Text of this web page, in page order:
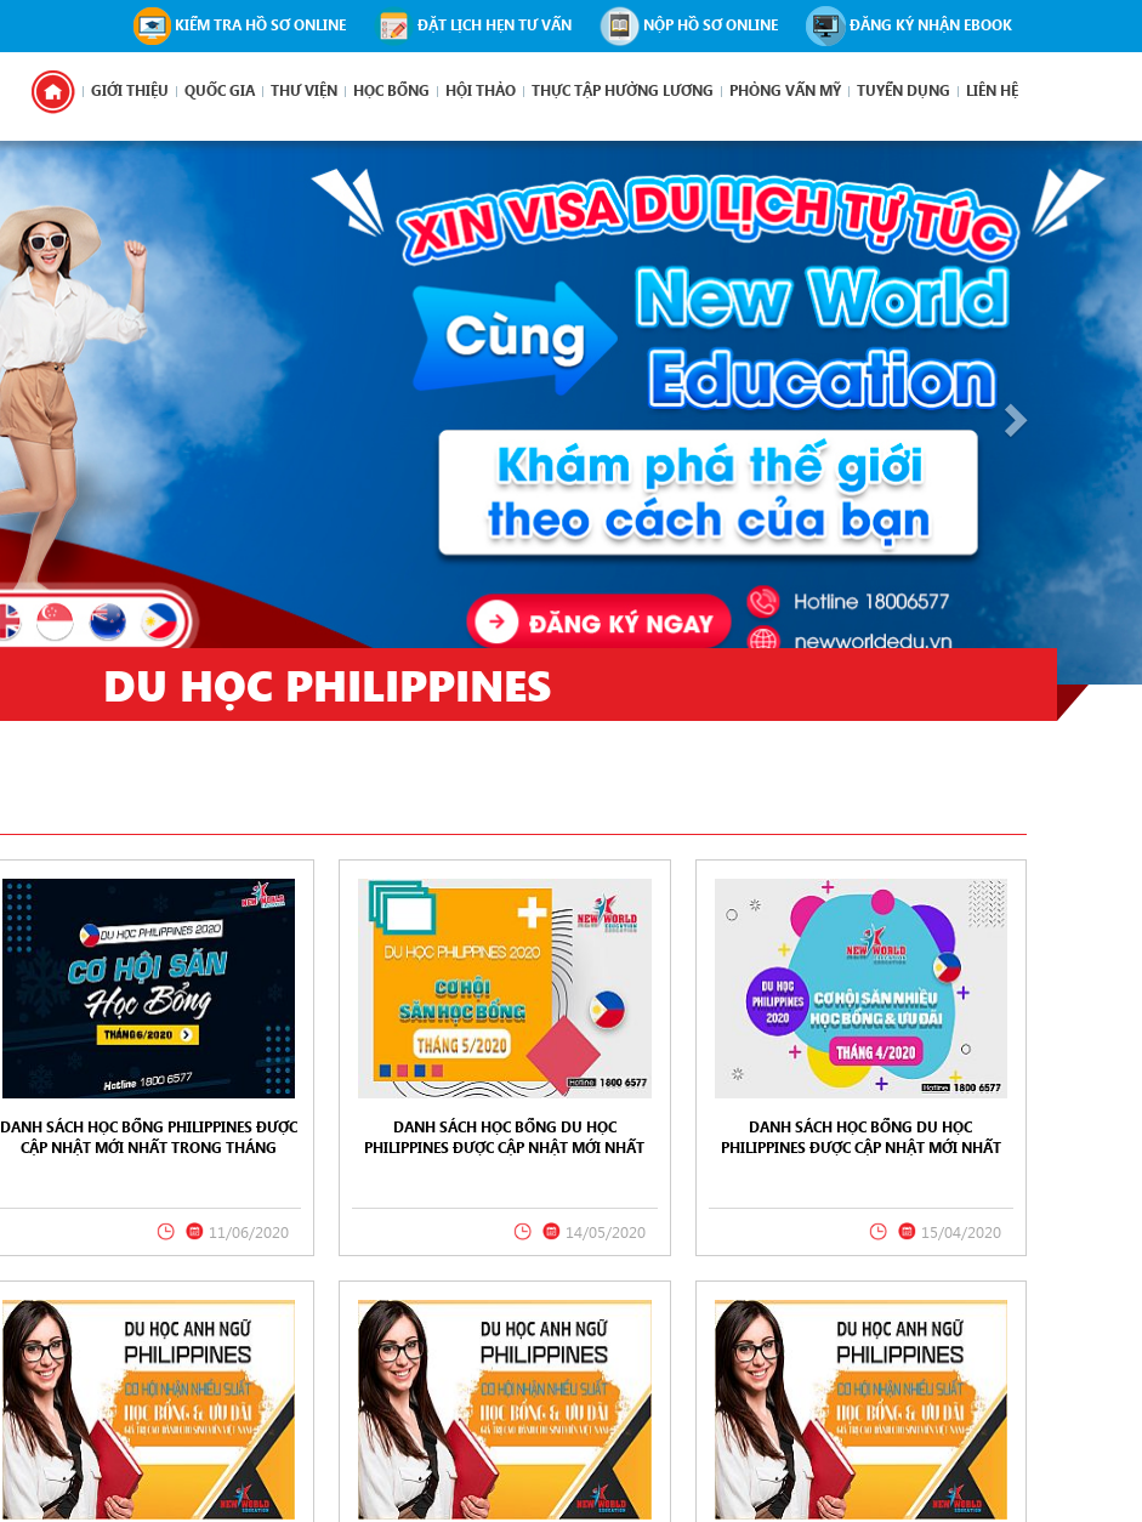
KIỂM TRA HỒ SƠ ONLINE ĐẶT LỊCH HẸN TƯ VẤN NỘP HỒ SƠ ONLINE ĐĂNG KÝ NHẬN EBOOK
GIỚI THIỆU QUỐC GIA THƯ VIỆN HỌC BỔNG HỘI THẢO THỰC TẬP HƯỞNG LƯƠNG PHỎNG VẤN MỸ TUYỂN DỤNG LIÊN HỆ
Next
DU HỌC PHILIPPINES
DANH SÁCH HỌC BỔNG PHILIPPINES ĐƯỢC
CẬP NHẬT MỚI NHẤT TRONG THÁNG
11/06/2020
DANH SÁCH HỌC BỔNG DU HỌC
PHILIPPINES ĐƯỢC CẬP NHẬT MỚI NHẤT
14/05/2020
DANH SÁCH HỌC BỔNG DU HỌC
PHILIPPINES ĐƯỢC CẬP NHẬT MỚI NHẤT
15/04/2020